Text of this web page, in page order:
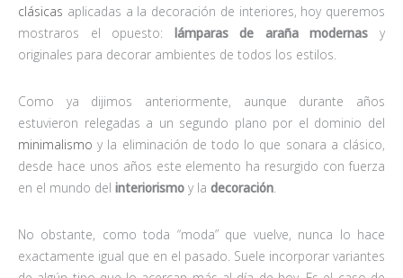
clásicas aplicadas a la decoración de interiores, hoy queremos
mostraros el opuesto: lámparas de araña modernas y
originales para decorar ambientes de todos los estilos.
Como ya dijimos anteriormente, aunque durante años
estuvieron relegadas a un segundo plano por el dominio del
minimalismo y la eliminación de todo lo que sonara a clásico,
desde hace unos años este elemento ha resurgido con fuerza
en el mundo del interiorismo y la decoración
No obstante, como toda “moda” que vuelve, nunca lo hace
exactamente igual que en el pasado. Suele incorporar variantes